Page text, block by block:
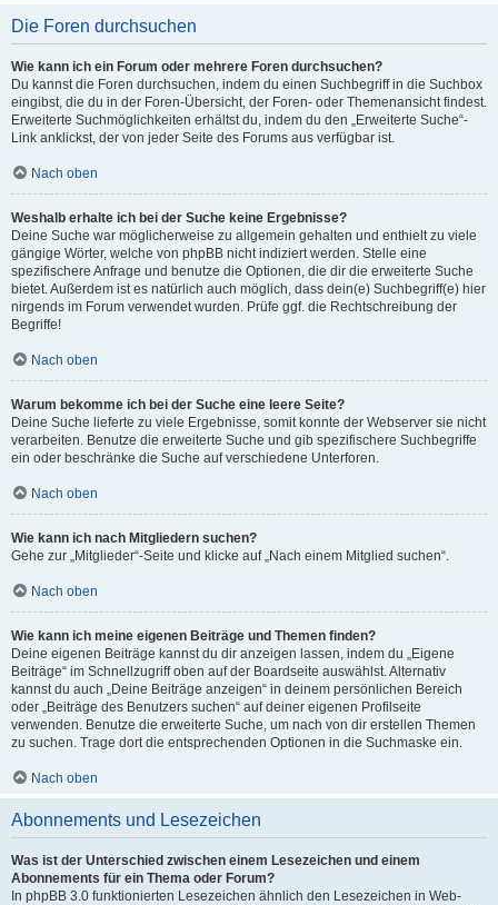
Die Foren durchsuchen
Wie kann ich ein Forum oder mehrere Foren durchsuchen?
Du kannst die Foren durchsuchen, indem du einen Suchbegriff in die Suchbox
eingibst, die du in der Foren-Übersicht, der Foren- oder Themenansicht findest.
Erweiterte Suchmöglichkeiten erhältst du, indem du den „Erweiterte Suche“-
Link anklickst, der von jeder Seite des Forums aus verfügbar ist.
Nach oben
Weshalb erhalte ich bei der Suche keine Ergebnisse?
Deine Suche war möglicherweise zu allgemein gehalten und enthielt zu viele
gängige Wörter, welche von phpBB nicht indiziert werden. Stelle eine
spezifischere Anfrage und benutze die Optionen, die dir die erweiterte Suche
bietet. Außerdem ist es natürlich auch möglich, dass dein(e) Suchbegriff(e) hier
nirgends im Forum verwendet wurden. Prüfe ggf. die Rechtschreibung der
Begriffe!
Nach oben
Warum bekomme ich bei der Suche eine leere Seite?
Deine Suche lieferte zu viele Ergebnisse, somit konnte der Webserver sie nicht
verarbeiten. Benutze die erweiterte Suche und gib spezifischere Suchbegriffe
ein oder beschränke die Suche auf verschiedene Unterforen.
Nach oben
Wie kann ich nach Mitgliedern suchen?
Gehe zur „Mitglieder“-Seite und klicke auf „Nach einem Mitglied suchen“.
Nach oben
Wie kann ich meine eigenen Beiträge und Themen finden?
Deine eigenen Beiträge kannst du dir anzeigen lassen, indem du „Eigene
Beiträge“ im Schnellzugriff oben auf der Boardseite auswählst. Alternativ
kannst du auch „Deine Beiträge anzeigen“ in deinem persönlichen Bereich
oder „Beiträge des Benutzers suchen“ auf deiner eigenen Profilseite
verwenden. Benutze die erweiterte Suche, um nach von dir erstellen Themen
zu suchen. Trage dort die entsprechenden Optionen in die Suchmaske ein.
Nach oben
Abonnements und Lesezeichen
Was ist der Unterschied zwischen einem Lesezeichen und einem
Abonnements für ein Thema oder Forum?
In phpBB 3.0 funktionierten Lesezeichen ähnlich den Lesezeichen in Web-